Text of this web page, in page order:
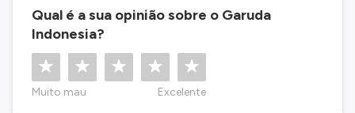
Qual é a sua opinião sobre o Garuda
Indonesia?
Muito mau Excelente